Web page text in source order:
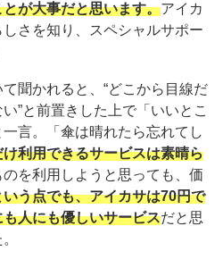
が大事だと思います。アイカ
さを知り、スペシャルサポー
聞かれると、“どこから目線だ
”と前置きした上で「いいとこ
言。「傘は晴れたら忘れてし
利用できるサービスは素晴ら
を利用しようと思っても、価
いう点でも、アイカサは70円で
人にも優しいサービスだと思